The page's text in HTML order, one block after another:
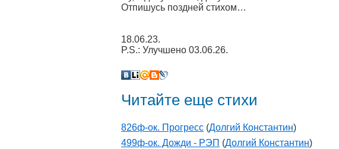
Отпишусь поздней стихом…
18.06.23.
P.S.: Улучшено 03.06.26.
Читайте еще стихи
826ф-ок. Прогресс (Долгий Константин)
499ф-ок. Дожди - РЭП (Долгий Константин)